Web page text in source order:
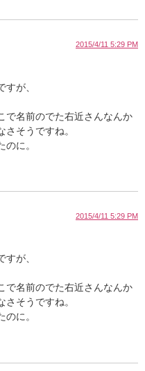
2015/4/11 5:29 PM
が、
で名前のでた右近さんなんか
そうですね。
に。
2015/4/11 5:29 PM
が、
で名前のでた右近さんなんか
そうですね。
に。